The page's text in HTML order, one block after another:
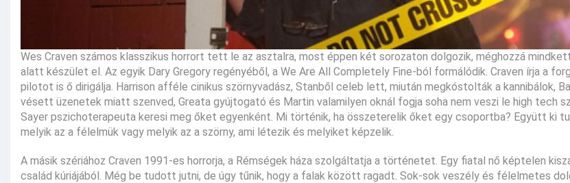
Wes Craven számos klasszikus horrort tett le az asztalra, most éppen két sorozaton dolgozik, méghozzá
alatt készület el. Az egyik Dary Gregory regényéből, a We Are All Completely Fine-ból formálódik. Craven írja a
pilotot is ő dirigálja. Harrison afféle cinikus szörnyvadász, Stanből celeb lett, miután megkóstolták a kannibálok,
vésett üzenetek miatt szenved, Greata gyújtogató és Martin valamilyen oknál fogja soha nem veszi le high tech
Sayer pszichoterapeuta keresi meg őket egyenként. Mi történik, ha összeterelik őket egy csoportba? Együtt ki
melyik az a félelmük vagy melyik az a szörny, ami létezik és melyiket képzelik.
A másik szériához Craven 1991-es horrorja, a Rémségek háza szolgáltatja a történetet. Egy fiatal nő képtelen
család kúriájából. Még be tudott jutni, de úgy tűnik, hogy a falak között ragadt. Sok-sok veszély és félelmetes